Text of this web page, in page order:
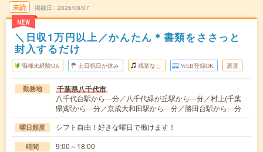
未読
NEW
掲載日 2026/08/07
＼日収1万円以上／かんたん＊書類をささっと
封入するだけ
職種未経験OK 土日祝日が休み 残業なし WEB登録OK 派遣
勤務地 千葉県八千代市
八千代台駅から---分／八千代緑が丘駅から---分／村上(千葉
県)駅から---分／京成大和田駅から---分／勝田台駅から---分
曜日頻度 シフト自由！好きな曜日で働けます！
時間 9:00～18:00